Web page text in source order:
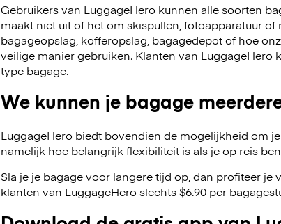
Gebruikers van LuggageHero kunnen alle soorten
maakt niet uit of het om skispullen, fotoapparatuur
bagageopslag, kofferopslag, bagagedepot of hoe
veilige manier gebruiken. Klanten van
type bagage.
We kunnen je bagage
LuggageHero biedt bovendien de mogelijkheid om
namelijk hoe belangrijk flexibiliteit is als je op reis
Sla je je bagage voor langere tijd op, dan profiteer je
klanten van LuggageHero slechts $6.90 per